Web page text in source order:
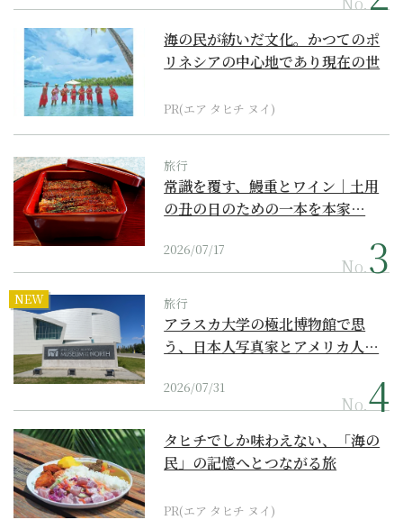
海の民が紡いだ文化。かつてのポ
リネシアの中心地であり現在の世
PR(エア タヒチ ヌイ)
旅行
常識を覆す、鰻重とワイン｜土用
の丑の日のための一本を本家…
2026/07/17
No.
NEW 旅行
アラスカ大学の極北博物館で思
う、日本人写真家とアメリカ人…
2026/07/31
No.
タヒチでしか味わえない、「海の
民」の記憶へとつながる旅
PR(エア タヒチ ヌイ)